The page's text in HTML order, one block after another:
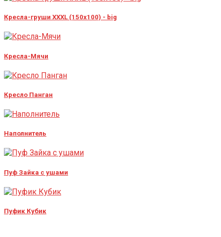
Кресла-груши XXXL (150x100) - big
Кресла-Мячи
Кресло Панган
Наполнитель
Пуф Зайка с ушами
Пуфик Кубик